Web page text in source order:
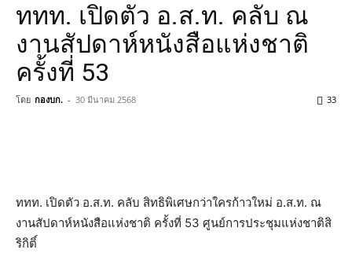
ททท. เปิดตัว อ.ส.ท. คลับ ณ
งานสัปดาห์หนังสือแห่งชาติ
ครั้งที่ 53
โดย กองบก. - 30 มีนาคม 2568 33
ททท. เปิดตัว อ.ส.ท. คลับ สิทธิพิเศษกว่าใครก้าวใหม่ อ.ส.ท. ณ
งานสัปดาห์หนังสือแห่งชาติ ครั้งที่ 53 ศูนย์การประชุมแห่งชาติสิ
ริกิติ์